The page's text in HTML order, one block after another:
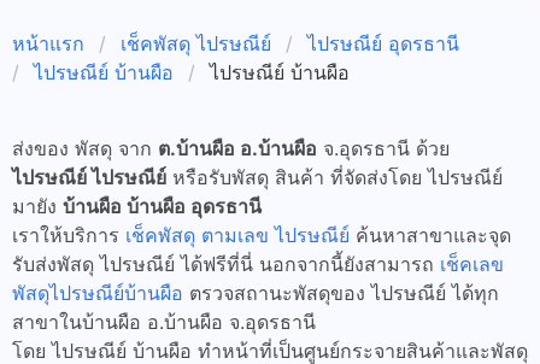
หน้าแรก เช็คพัสดุ ไปรษณีย์
ไปรษณีย์ อุดรธานี
ไปรษณีย์ บ้านผือ
ไปรษณีย์ บ้านผือ
ส่งของ พัสดุ จาก ต.บ้านผือ อ.บ้านผือ จ.อุดรธานี ด้วย
ไปรษณีย์ ไปรษณีย์ หรือรับพัสดุ สินค้า ที่จัดส่งโดย ไปรษณีย์
มายัง บ้านผือ บ้านผือ อุดรธานี
เราให้บริการ เช็คพัสดุ ตามเลข ไปรษณีย์ ค้นหาสาขาและจุด
รับส่งพัสดุ ไปรษณีย์ ได้ฟรีที่นี่ นอกจากนี้ยังสามารถ เช็คเลข
พัสดุไปรษณีย์บ้านผือ ตรวจสถานะพัสดุของ ไปรษณีย์ ได้ทุก
สาขาในบ้านผือ อ.บ้านผือ จ.อุดรธานี
โดย ไปรษณีย์ บ้านผือ ทำหน้าที่เป็นศูนย์กระจายสินค้าและพัสดุ